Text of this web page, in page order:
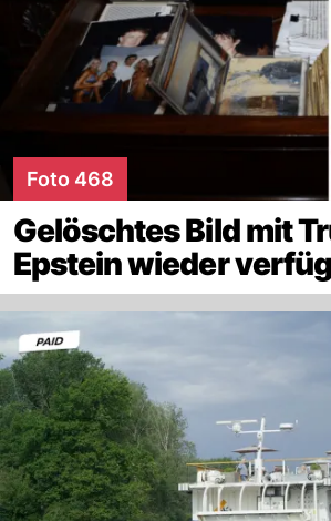
Foto 468
Gelöschtes Bild mit
Epstein wieder